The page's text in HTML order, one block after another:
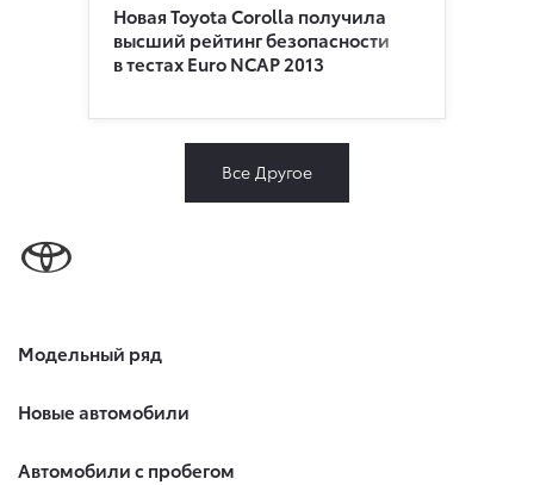
Новая Toyota Corolla получила
высший рейтинг безопасности
в тестах Euro NCAP 2013
Все Другое
Модельный ряд
Новые автомобили
Автомобили с пробегом